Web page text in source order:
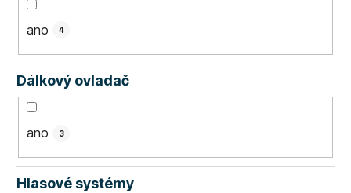
ano 4
Dálkový ovladač
ano 3
Hlasové systémy